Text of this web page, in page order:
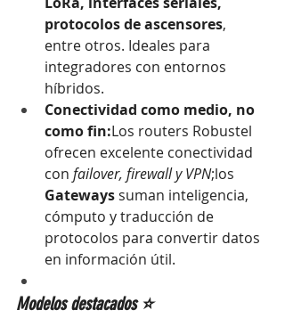
protocolos de ascensores,
entre otros. Ideales para
integradores con entornos
híbridos.
Conectividad como medio, no
como fin:Los routers Robustel
ofrecen excelente conectividad
con failover, firewall y VPN;los
Gateways suman inteligencia,
cómputo y traducción de
protocolos para convertir datos
en información útil.
Modelos destacados ⭐